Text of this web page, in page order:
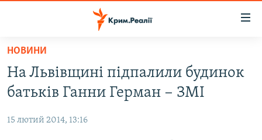
Перейти
основного
матеріалу
до
ВОДА.КРИМ
ПОЛІТИКА
НОВИНИ
На Львівщині підпалили будинок
батьків Ганни Герман − ЗМІ
15 лютий 2014, 13:16